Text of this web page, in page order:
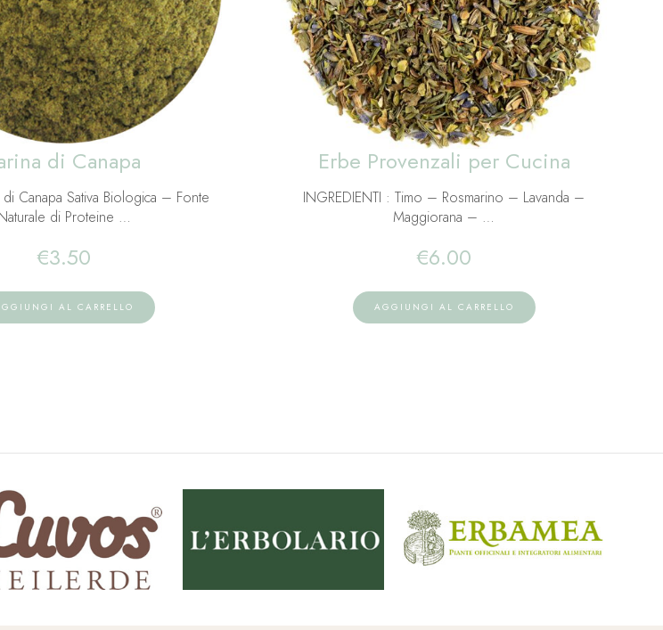
di Canapa
di Canapa Sativa Biologica – Fonte
di Proteine …
€3.50
AL CARRELLO
Erbe Provenzali per Cucina
INGREDIENTI : Timo – Rosmarino – Lavanda –
Maggiorana – …
€6.00
AGGIUNGI AL CARRELLO